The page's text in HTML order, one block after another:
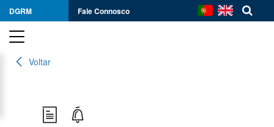
DGRM Fale Connosco
Voltar